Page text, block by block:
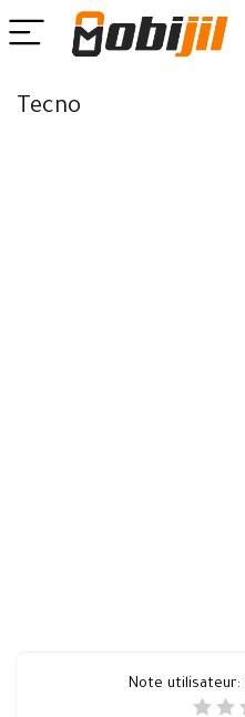
Tecno
Note utilisateur: